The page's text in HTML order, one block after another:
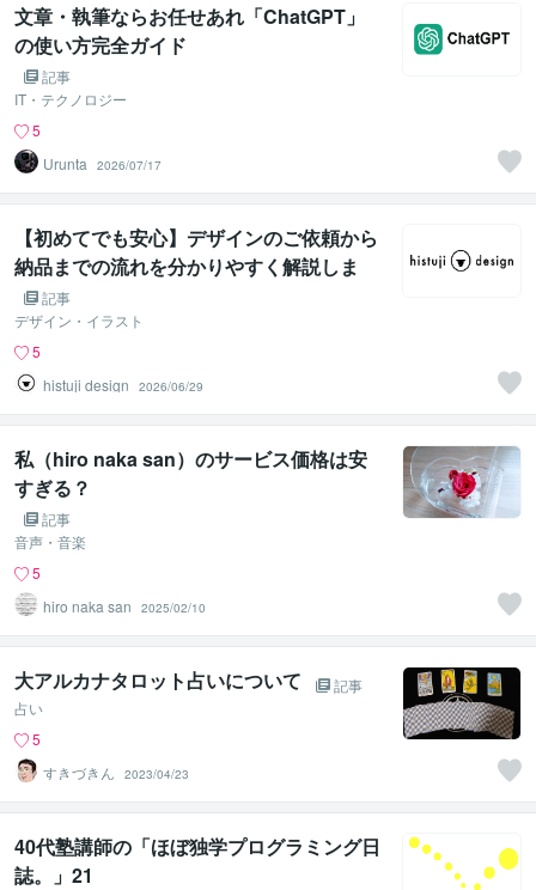
文章・執筆ならお任せあれ「ChatGPT」
の使い方完全ガイド
記事
IT・テクノロジー
5
Urunta
2026/07/17
【初めてでも安心】デザインのご依頼から
納品までの流れを分かりやすく解説しま
す！記事
デザイン・イラスト
5
histuji design
2026/06/29
私（hiro naka san）のサービス価格は安
すぎる？
記事
音声・音楽
5
hiro naka san
2025/02/10
大アルカナタロット占いについて
記事
占い
5
すきづきん
2023/04/23
40代塾講師の「ほぼ独学プログラミング日
誌。」21